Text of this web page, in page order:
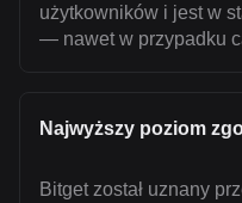
użytkowników i jest w
— nawet w przypadku
Najwyższy poziom
Bitget został uznany